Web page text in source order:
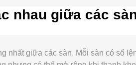
một số nền tảng, đáo hạn
dịch tập trung, thường tạo thêm
rate. Ngoài thị trường
hai tài sản trong pool và giá cục
nhau giữa các
nhất giữa các sàn. Mỗi sàn có sổ